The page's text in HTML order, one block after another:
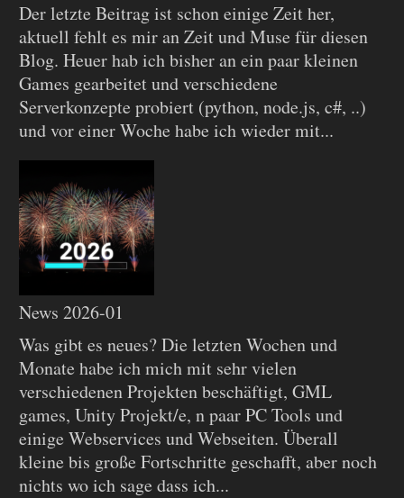
Der letzte Beitrag ist schon einige Zeit her,
aktuell fehlt es mir an Zeit und Muse für diesen
Blog. Heuer hab ich bisher an ein paar kleinen
Games gearbeitet und verschiedene
Serverkonzepte probiert (python, node.js, c#, ..)
und vor einer Woche habe ich wieder mit...
News 2026-01
Was gibt es neues? Die letzten Wochen und
Monate habe ich mich mit sehr vielen
verschiedenen Projekten beschäftigt, GML
games, Unity Projekt/e, n paar PC Tools und
einige Webservices und Webseiten. Überall
kleine bis große Fortschritte geschafft, aber noch
nichts wo ich sage dass ich...